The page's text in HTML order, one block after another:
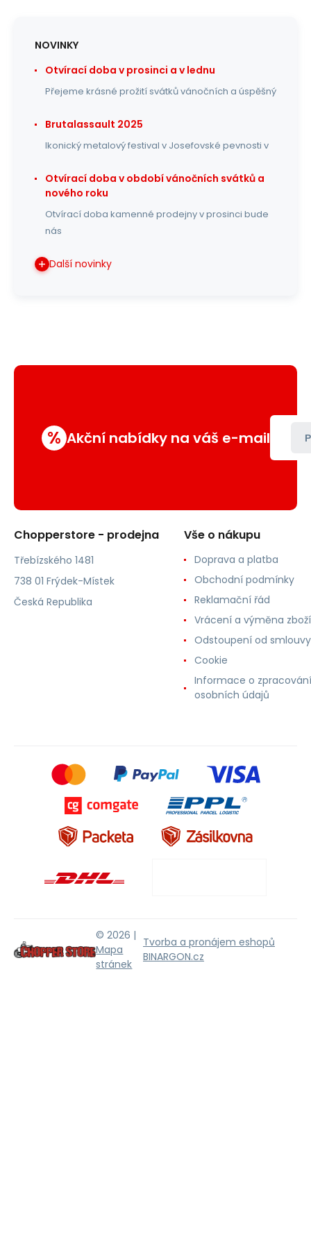
NOVINKY
Otvírací doba v prosinci a v lednu
Přejeme krásné prožití svátků vánočních a úspěšný
Brutalassault 2025
Ikonický metalový festival v Josefovské pevnosti v
Otvírací doba v období vánočních svátků a
nového roku
Otvírací doba kamenné prodejny v prosinci bude
nás
Další novinky
% Akční nabídky na váš e-mail
Chopperstore - prodejna
Třebízského 1481
738 01 Frýdek-Místek
Česká Republika
Vše o nákupu
Doprava a platba
Obchodní podmínky
Reklamační řád
Vrácení a výměna zboží
Odstoupení od smlouvy
Cookie
Informace o zpracování
osobních údajů
© 2026 |
Mapa
stránek
Tvorba a pronájem eshopů
BINARGON.cz